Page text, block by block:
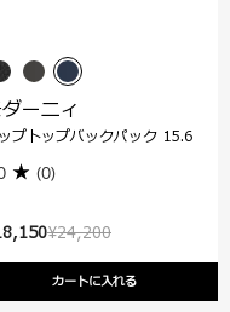
¥24,200
カートに入れる
ーニィ
プトップバックパック 15.6
(0)